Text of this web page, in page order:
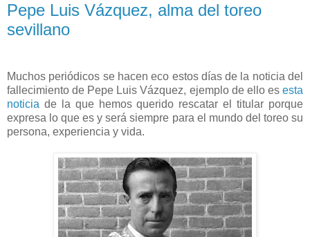
Pepe Luis Vázquez, alma del toreo
sevillano
Muchos periódicos se hacen eco estos días de la noticia del
fallecimiento de Pepe Luis Vázquez, ejemplo de ello es esta
noticia de la que hemos querido rescatar el titular porque
expresa lo que es y será siempre para el mundo del toreo su
persona, experiencia y vida.